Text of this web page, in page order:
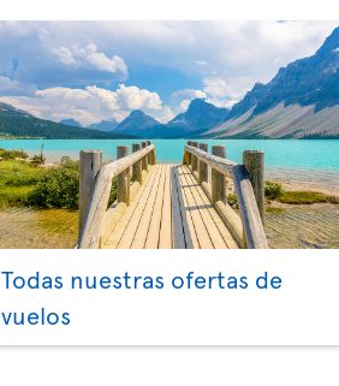
Todas nuestras ofertas de
vuelos